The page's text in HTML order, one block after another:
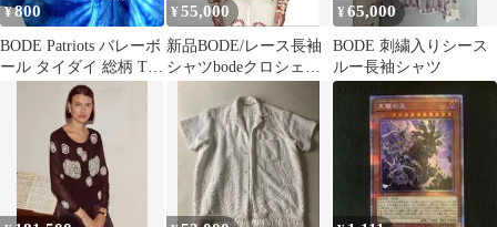
¥800
BODE Patriots バレーボ
ール タイダイ 総柄 Tシ
¥ 55,000
新品BODE/レース長袖
シャツbodeクロシェニ
¥65,000
BODE 刺繍入りシース
ルー長袖シャツ